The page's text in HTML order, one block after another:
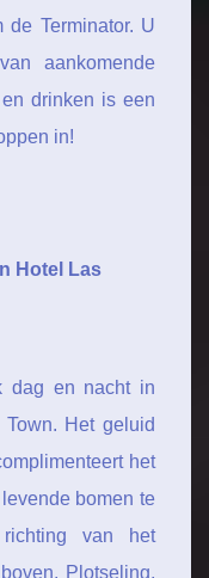
de Terminator. U
aankomende
drinken is een
in!
Hotel Las
dag en nacht in
Het geluid
het
bomen te
van het
Plotseling,